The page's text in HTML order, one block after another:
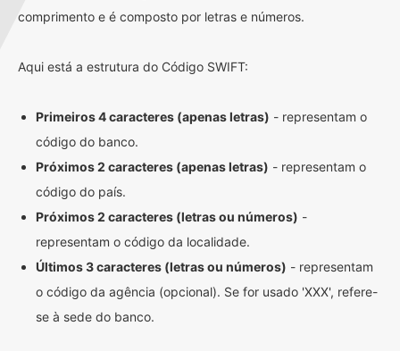
comprimento e é composto por letras e números.
Aqui está a estrutura do Código SWIFT:
Primeiros 4 caracteres (apenas letras) - representam o
código do banco.
Próximos 2 caracteres (apenas letras) - representam o
código do país.
Próximos 2 caracteres (letras ou números) -
representam o código da localidade.
Últimos 3 caracteres (letras ou números) - representam
o código da agência (opcional). Se for usado 'XXX', refere-
se à sede do banco.